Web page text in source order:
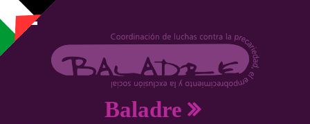
Pasar al contenido principal
Baladre